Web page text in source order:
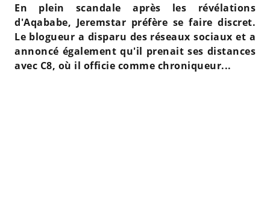
En plein scandale après les révélations
d'Aqababe, Jeremstar préfère se faire discret.
Le blogueur a disparu des réseaux sociaux et a
annoncé également qu'il prenait ses distances
avec C8, où il officie comme chroniqueur...